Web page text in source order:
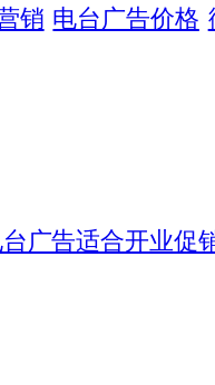
销 电台广告价格
广告适合开业促